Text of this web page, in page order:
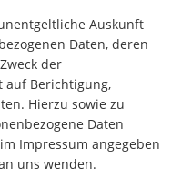
Auskunft
Daten, deren
der
auf Berichtigung,
Hierzu sowie zu
Daten
Impressum angegeben
uns wenden.